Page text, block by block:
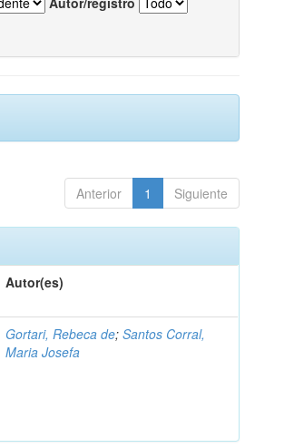
Anterior 1 Siguiente
Autor(es)
Gortari, Rebeca de;Santos Corral,
Maria Josefa